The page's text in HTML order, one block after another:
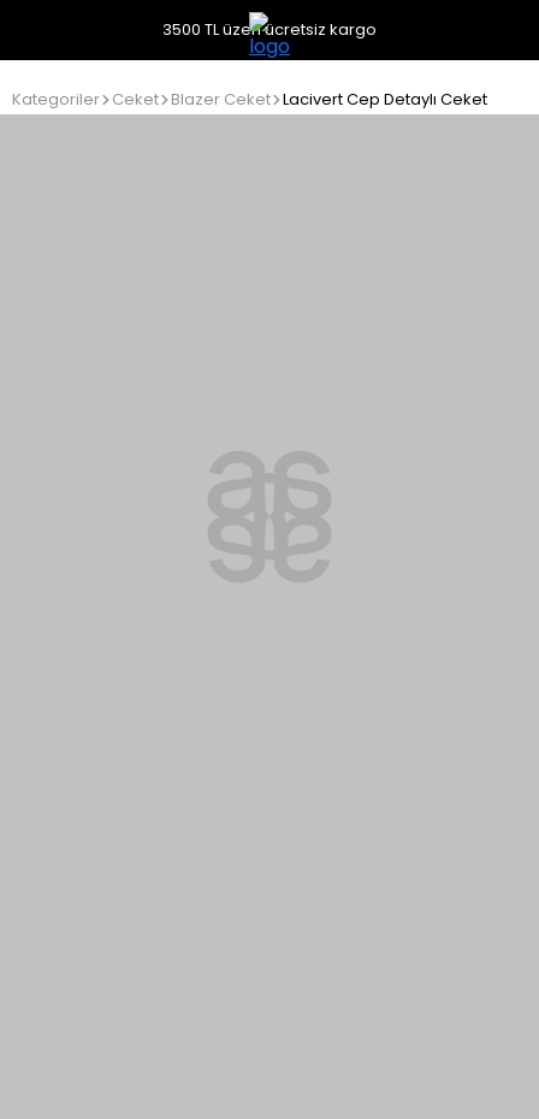
3500 TL üzeri ücretsiz kargo
Kategoriler Ceket Blazer Ceket Lacivert Cep Detaylı Ceket